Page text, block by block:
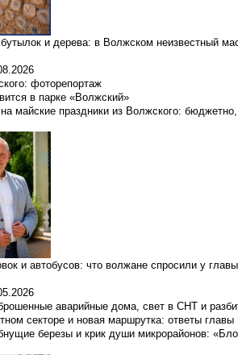
и дерева: в Волжском неизвестный
фоторепортаж
в парке «Волжский»
майские праздники из Волжского:
и автобусов: что волжане спросили у
аварийные дома, свет в СНТ и
секторе и новая маршрутка: ответы
березы и крик души микрорайонов: